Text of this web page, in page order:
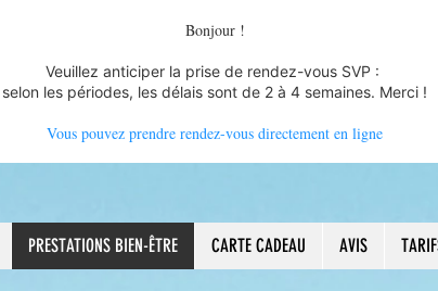
Bonjour !
Veuillez anticiper la prise de rendez-vous SVP :
selon les périodes, les délais sont de 2 à 4 semaines. Merci !
Vous pouvez prendre rendez-vous directement en ligne
PRESTATIONS BIEN-ÊTRE CARTE CADEAU AVIS